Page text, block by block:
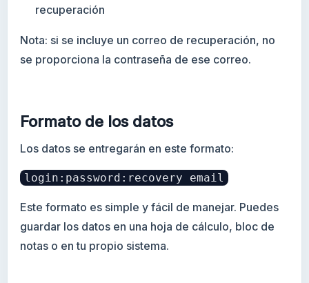
recuperación
Nota: si se incluye un correo de recuperación, no
se proporciona la contraseña de ese correo.
Formato de los datos
Los datos se entregarán en este formato:
login:password:recovery email
Este formato es simple y fácil de manejar. Puedes
guardar los datos en una hoja de cálculo, bloc de
notas o en tu propio sistema.